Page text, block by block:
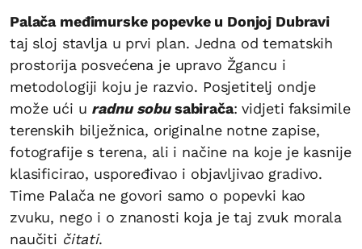
Palača međimurske popevke u Donjoj Dubravi
taj sloj stavlja u prvi plan. Jedna od tematskih
prostorija posvećena je upravo Žgancu i
metodologiji koju je razvio. Posjetitelj ondje
može ući u radnu sobusabirača: vidjeti faksimile
terenskih bilježnica, originalne notne zapise,
fotografije s terena, ali i načine na koje je kasnije
klasificirao, uspoređivao i objavljivao gradivo.
Time Palača ne govori samo o popevki kao
zvuku, nego i o znanosti koja je taj zvuk morala
naučiti čitati.